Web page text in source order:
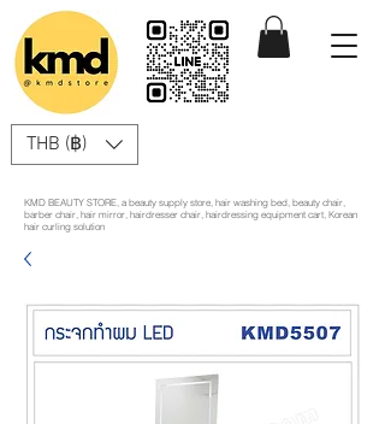
THB (฿)
KMD BEAUTY STORE, a beauty supply store, hair washing bed, beauty chair,
barber chair, hair mirror, hairdresser chair, hairdressing equipment cart, Korean
hair curling solution